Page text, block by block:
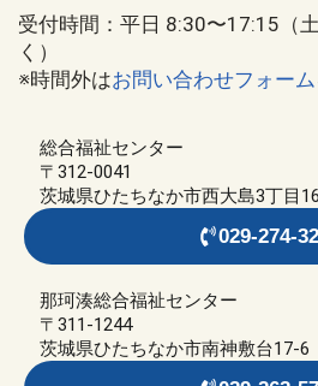
受付時間：平日 8:30〜17:15（
く）
※時間外はお問い合わせフォーム
総合福祉センター
〒312-0041
茨城県ひたちなか市西大島3丁目
029-274-
那珂湊総合福祉センター
〒311-1244
茨城県ひたちなか市南神敷台17-6